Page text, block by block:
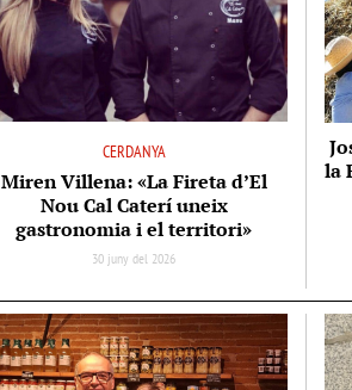
CERDANYA
Miren Villena: «La Fireta d’El
Nou Cal Caterí uneix
gastronomia i el territori»
30 juny del 2026
la